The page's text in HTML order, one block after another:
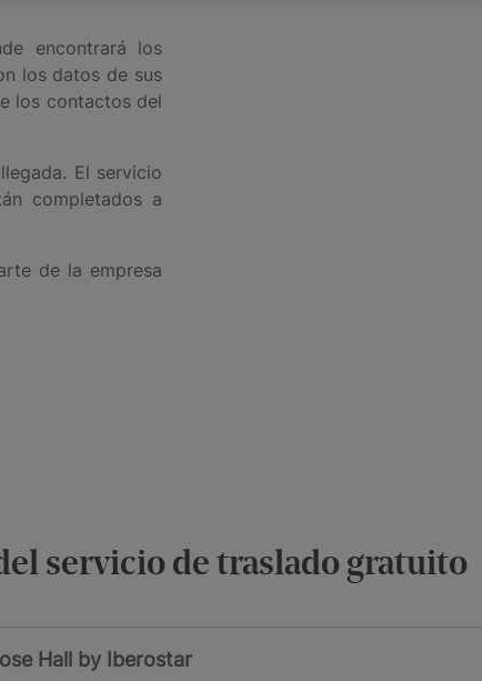
encontrará los
los datos de sus
los contactos del
El servicio
completados a
de la empresa
servicio de traslado gratuito
Hall by Iberostar